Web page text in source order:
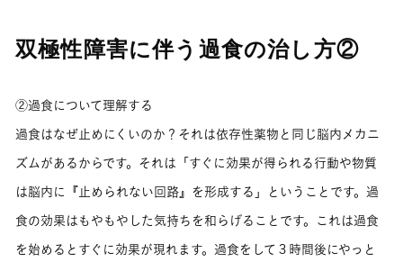
双極性障害に伴う過食の治し方②
②過食について理解する
過食はなぜ止めにくいのか？それは依存性薬物と同じ脳内メカニ
ズムがあるからです。それは「すぐに効果が得られる行動や物質
は脳内に『止められない回路』を形成する」ということです。過
食の効果はもやもやした気持ちを和らげることです。これは過食
を始めるとすぐに効果が現れます。過食をして３時間後にやっと